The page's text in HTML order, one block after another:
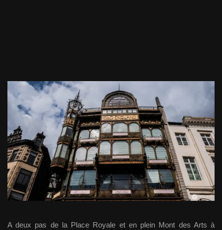
A deux pas de la Place Royale et en plein Mont des Arts à